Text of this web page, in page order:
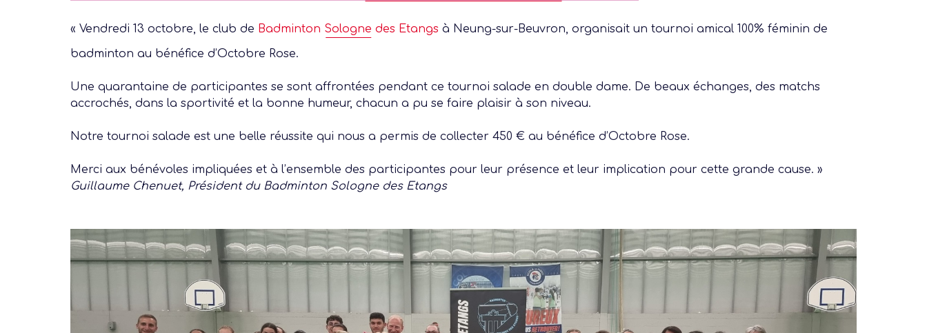
« Vendredi 13 octobre, le club de Badminton Sologne des Etangs à Neung-sur-Beuvron, organisait un tournoi amical 100% féminin de
badminton au bénéfice d’Octobre Rose.
Une quarantaine de participantes se sont affrontées pendant ce tournoi salade en double dame. De beaux échanges, des matchs
accrochés, dans la sportivité et la bonne humeur, chacun a pu se faire plaisir à son niveau.
Notre tournoi salade est une belle réussite qui nous a permis de collecter 450 € au bénéfice d’Octobre Rose.
Merci aux bénévoles impliquées et à l’ensemble des participantes pour leur présence et leur implication pour cette grande cause. »
Guillaume Chenuet, Président du Badminton Sologne des Etangs